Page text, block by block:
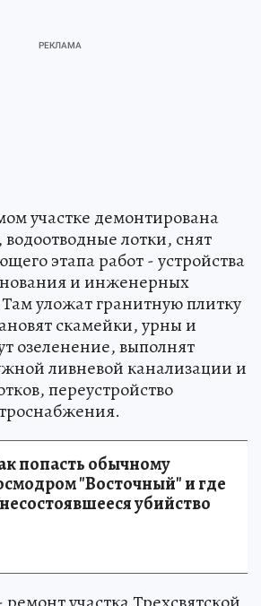
участке демонтирована
лотки, снят
этапа работ - устройства
и инженерных
уложат гранитную плитку
скамейки, урны и
озеленение, выполнят
ливневой канализации и
переустройство
попасть обычному
"Восточный" и где
убийство